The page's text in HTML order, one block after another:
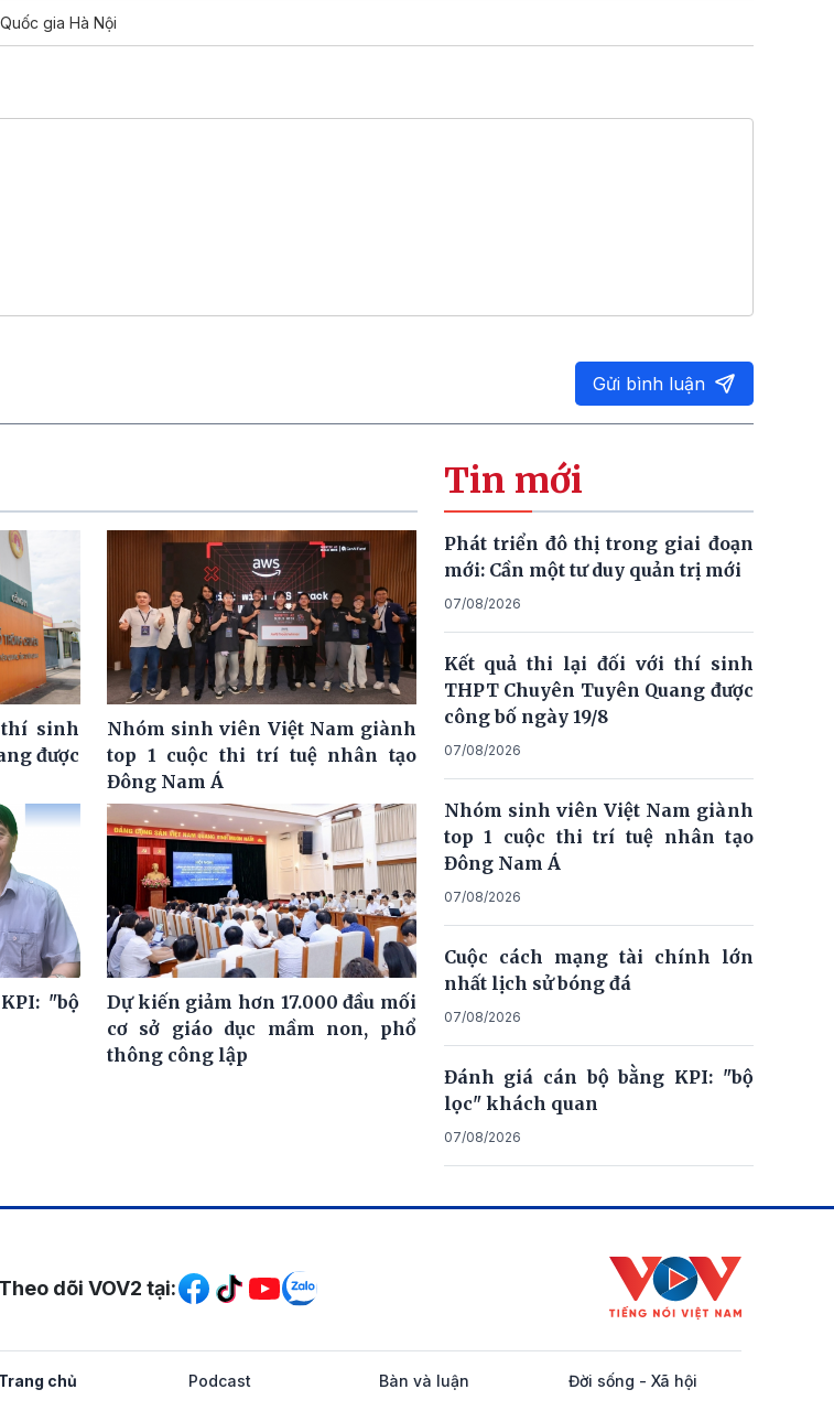
gia Hà Nội
Gửi bình luận
sinh
được
Nhóm sinh viên Việt Nam giành
top 1 cuộc thi trí tuệ nhân tạo
Đông Nam Á
"bộ
Dự kiến giảm hơn 17.000 đầu mối
cơ sở giáo dục mầm non, phổ
thông công lập
Tin mới
Phát triển đô thị trong giai đoạn
mới: Cần một tư duy quản trị mới
07/08/2026
Kết quả thi lại đối với thí sinh
THPT Chuyên Tuyên Quang được
công bố ngày 19/8
07/08/2026
Nhóm sinh viên Việt Nam giành
top 1 cuộc thi trí tuệ nhân tạo
Đông Nam Á
07/08/2026
Cuộc cách mạng tài chính lớn
nhất lịch sử bóng đá
07/08/2026
Đánh giá cán bộ bằng KPI: "bộ
lọc" khách quan
07/08/2026
Mạng xã hội
Theo dõi VOV2 tại:
Trang chủ Podcast Bàn và luận Đời sống - Xã hội